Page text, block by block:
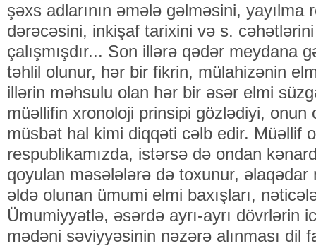
şəxs adlarının əmələ gəlməsini, yayılma
dərəcəsini, inkişaf tarixini və s.
çalışmışdır... Son illərə qədər meydana
təhlil olunur, hər bir fikrin, mülahizənin
illərin məhsulu olan hər bir əsər elmi
müəllifin xronoloji prinsipi gözlədiyi,
müsbət hal kimi diqqəti cəlb edir. Müəllif
respublikamızda, istərsə də ondan
qoyulan məsələlərə də toxunur,
əldə olunan ümumi elmi baxışları,
Ümumiyyətlə, əsərdə ayrı-ayrı dövrlərin
mədəni səviyyəsinin nəzərə alınması dil